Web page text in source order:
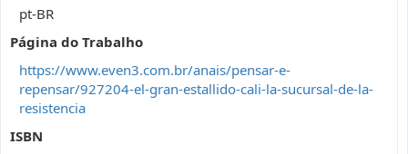
pt-BR
Página do Trabalho
https://www.even3.com.br/anais/pensar-e-
repensar/927204-el-gran-estallido-cali-la-sucursal-de-la-
resistencia
ISBN